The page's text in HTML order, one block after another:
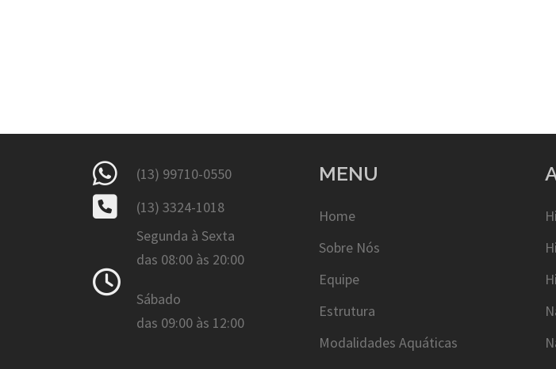
(13) 99710-0550
(13) 3324-1018
Segunda à Sexta
das 08:00 às 20:00
Sábado
das 09:00 às 12:00
MENU
Home
Sobre Nós
Equipe
Estrutura
Modalidades Aquáticas